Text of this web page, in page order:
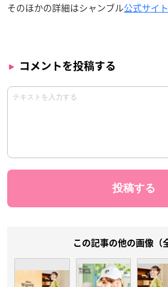
そのほかの詳細はシャンブル公式サイト
コメントを投稿する
この記事の他の画像（